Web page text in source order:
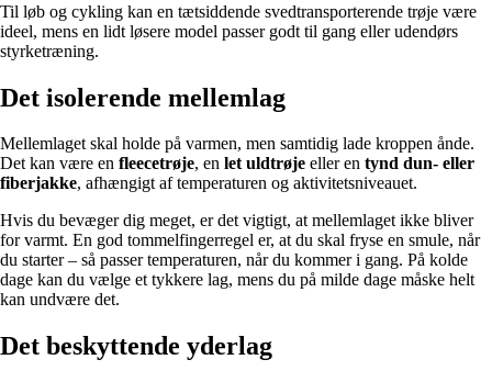
Til løb og cykling kan en tætsiddende svedtransporterende trøje være
ideel, mens en lidt løsere model passer godt til gang eller udendørs
styrketræning.
Det isolerende mellemlag
Mellemlaget skal holde på varmen, men samtidig lade kroppen ånde.
Det kan være en fleecetrøje, en let uldtrøje eller en tynd dun- eller
fiberjakke, afhængigt af temperaturen og aktivitetsniveauet.
Hvis du bevæger dig meget, er det vigtigt, at mellemlaget ikke bliver
for varmt. En god tommelfingerregel er, at du skal fryse en smule, når
du starter – så passer temperaturen, når du kommer i gang. På kolde
dage kan du vælge et tykkere lag, mens du på milde dage måske helt
kan undvære det.
Det beskyttende yderlag